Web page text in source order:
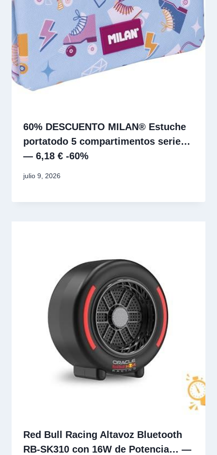
60% DESCUENTO MILAN® Estuche
portatodo 5 compartimentos serie…
— 6,18 € -60%
julio 9, 2026
Red Bull Racing Altavoz Bluetooth
RB‑SK310 con 16W de Potencia… —